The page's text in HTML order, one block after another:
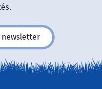
newsletter